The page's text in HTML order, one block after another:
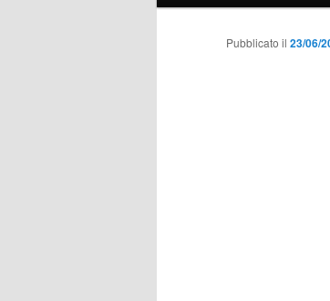
contenuto
Pubblicato il 23/06/